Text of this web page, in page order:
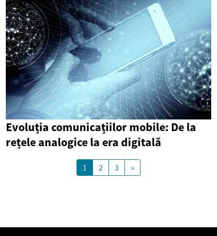
Evoluția comunicațiilor mobile: De la
rețele analogice la era digitală
1 2 3 »